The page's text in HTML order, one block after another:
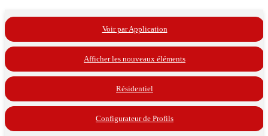
Voir par Application
Afficher les nouveaux éléments
Résidentiel
Configurateur de Profils